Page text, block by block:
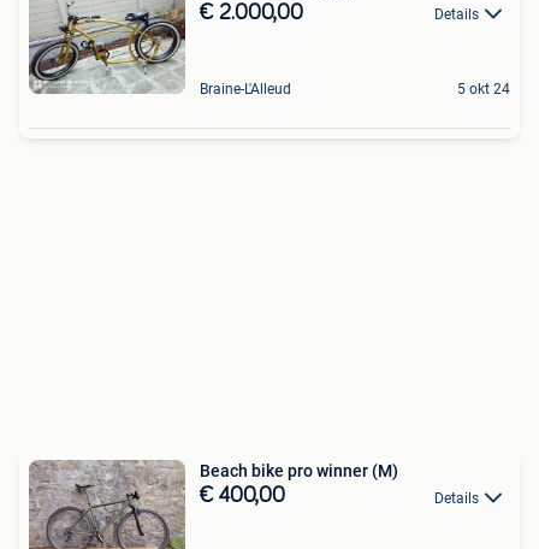
€ 2.000,00 Details
Braine-L'Alleud 5 okt 24
Beach bike pro winner (M)
€ 400,00 Details